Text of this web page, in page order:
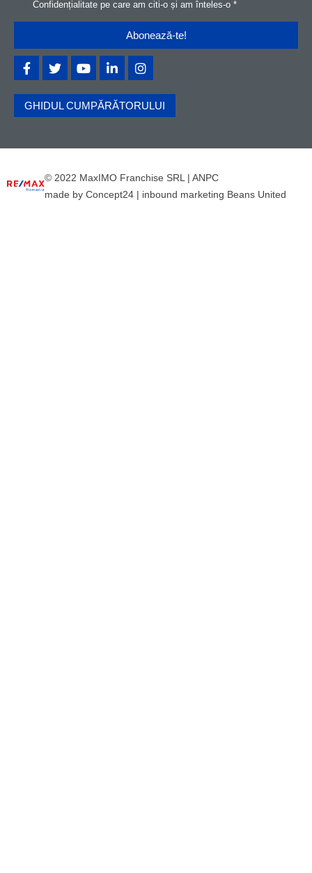
Confidențialitate pe care am citi-o și am înteles-o *
GHIDUL CUMPĂRĂTORULUI
© 2022 MaxIMO Franchise SRL | ANPC
made by Concept24| inbound marketing Beans United